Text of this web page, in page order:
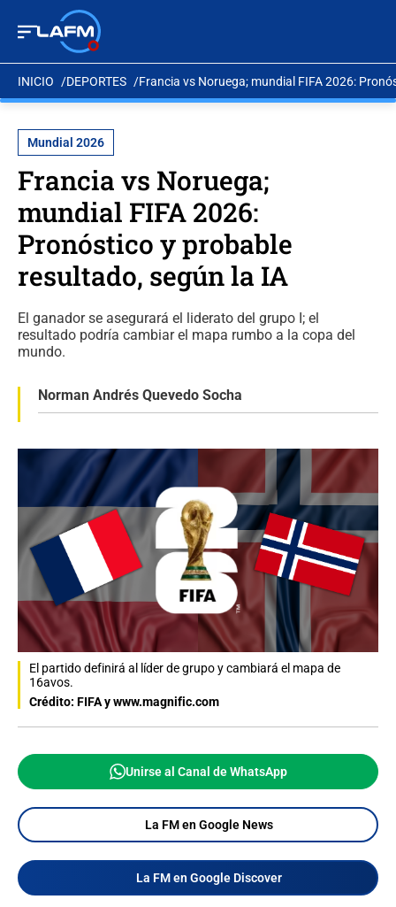
INICIO DEPORTES Francia vs Noruega; mundial FIFA 2026:
Mundial 2026
Francia vs Noruega;
mundial FIFA 2026:
Pronóstico y probable
resultado, según la IA
El ganador se asegurará el liderato del grupo I; el
resultado podría cambiar el mapa rumbo a la copa del
mundo.
Norman Andrés Quevedo Socha
El partido definirá al líder de grupo y cambiará el mapa de
16avos.
Crédito: FIFA y www.magnific.com
Unirse al Canal de WhatsApp
La FM en Google News
La FM en Google Discover